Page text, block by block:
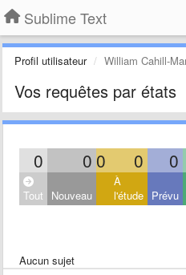
Sublime Text
Profil utilisateur William Cahill-
Vos requêtes par états
0 0 0 0 0
Tout Nouveau
À
l'étude Prévu
Aucun sujet